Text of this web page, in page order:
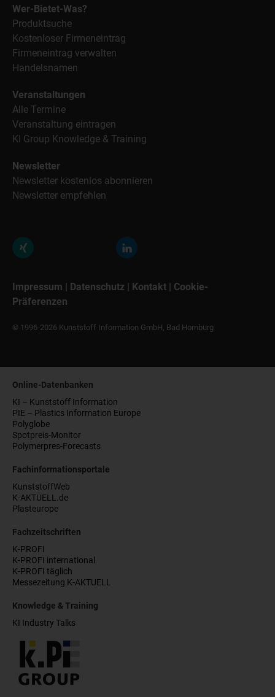
Wer-Bietet-Was?
Produktsuche
Kostenloser Firmeneintrag
Firmeneintrag verwalten
Handelsnamen
Veranstaltungen
Alle Termine
Veranstaltung eintragen
KI Group Knowledge & Training
Newsletter
Newsletter kostenlos abonnieren
Newsletter empfehlen
Impressum | Datenschutz | Kontakt | Cookie-
Präferenzen
© 1996-2026 Kunststoff Information GmbH, Bad Homburg
Online-Datenbanken
KI – Kunststoff Information
PIE – Plastics Information Europe
Polyglobe
Spotpreis-Monitor
Polymerpres-Forecasts
Fachinformationsportale
KunststoffWeb
K-AKTUELL.de
Plasteurope
Fachzeitschriften
K-PROFI
K-PROFI international
K-PROFI täglich
Messezeitung K-AKTUELL
Knowledge & Training
KI Industry Talks